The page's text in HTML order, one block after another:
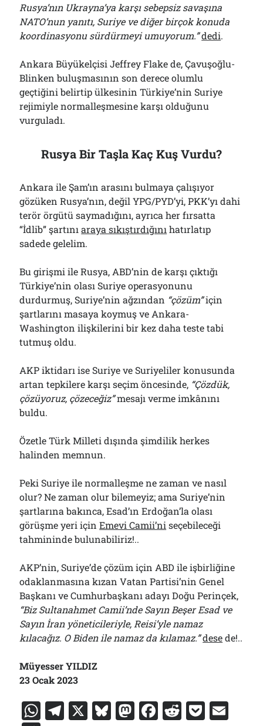
Rusya’nın Ukrayna’ya karşı sebepsiz savaşına
NATO’nun yanıtı, Suriye ve diğer birçok konuda
koordinasyonu sürdürmeyi umuyorum.”dedi.
Ankara Büyükelçisi Jeffrey Flake de, Çavuşoğlu-
Blinken buluşmasının son derece olumlu
geçtiğini belirtip ülkesinin Türkiye’nin Suriye
rejimiyle normalleşmesine karşı olduğunu
vurguladı.
Rusya Bir Taşla Kaç Kuş Vurdu?
Ankara ile Şam’ın arasını bulmaya çalışıyor
gözüken Rusya’nın, değil YPG/PYD’yi, PKK’yı dahi
terör örgütü saymadığını, ayrıca her fırsatta
“İdlib” şartınıaraya sıkıştırdığını hatırlatıp
sadede gelelim.
Bu girişmi ile Rusya, ABD’nin de karşı çıktığı
Türkiye’nin olası Suriye operasyonunu
durdurmuş, Suriye’nin ağzından “çözüm”için
şartlarını masaya koymuş ve Ankara-
Washington ilişkilerini bir kez daha teste tabi
tutmuş oldu.
AKP iktidarı ise Suriye ve Suriyeliler konusunda
artan tepkilere karşı seçim öncesinde, “Çözdük,
çözüyoruz, çözeceğiz”mesajı verme imkânını
buldu.
Özetle Türk Milleti dışında şimdilik herkes
halinden memnun.
Peki Suriye ile normalleşme ne zaman ve nasıl
olur? Ne zaman olur bilemeyiz; ama Suriye’nin
şartlarına bakınca, Esad’ın Erdoğan’la olası
görüşme yeri içinEmevi Camii’ni seçebileceği
tahmininde bulunabiliriz!..
AKP’nin, Suriye’de çözüm için ABD ile işbirliğine
odaklanmasına kızan Vatan Partisi’nin Genel
Başkanı ve Cumhurbaşkanı adayı Doğu Perinçek,
“Biz Sultanahmet Camii’nde Sayın Beşer Esad ve
Sayın İran yöneticileriyle, Reisi’yle namaz
kılacağız. O Biden ile namaz da kılamaz.”desede!..
Müyesser YILDIZ
23 Ocak 2023
W T X Bl M F R P